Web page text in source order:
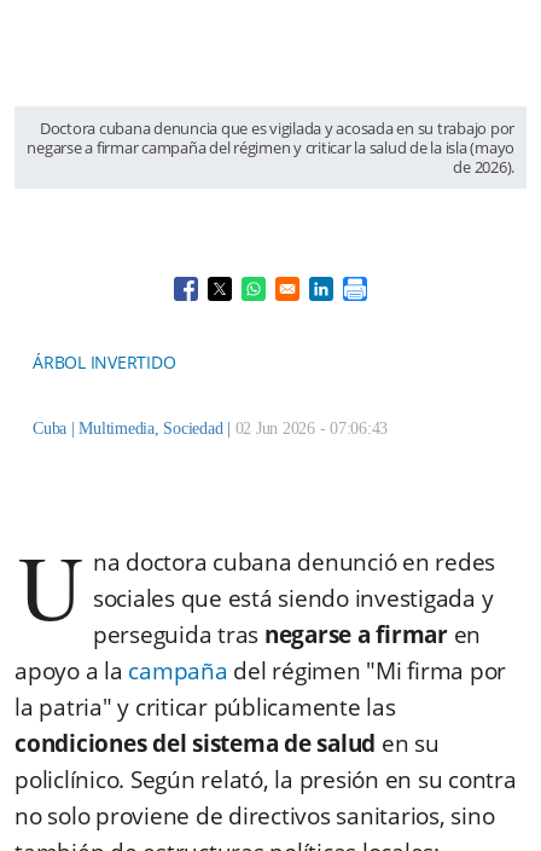
Doctora cubana denuncia que es vigilada y acosada en su trabajo por
negarse a firmar campaña del régimen y criticar la salud de la isla (mayo
de 2026).
Opens in a new window
Opens in a new window
Opens in a new window
Opens in a new window
ÁRBOL INVERTIDO
Cuba |Multimedia, Sociedad 02 Jun 2026 - 07:06:43
U na doctora cubana denunció en redes
sociales que está siendo investigada y
perseguida tras negarse a firmaren
apoyo a la campaña del régimen "Mi firma por
la patria" y criticar públicamente las
condiciones del sistema de salud en su
policlínico. Según relató, la presión en su contra
no solo proviene de directivos sanitarios, sino